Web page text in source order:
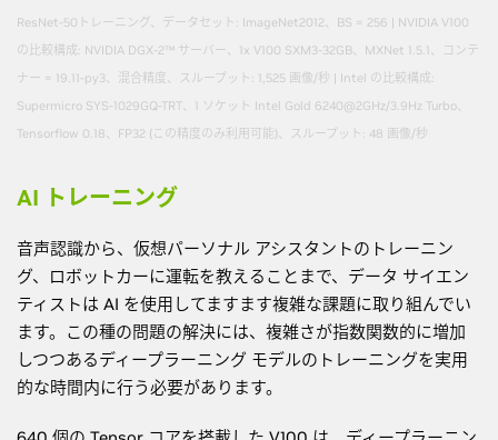
ResNet-50トレーニング、データセット: ImageNet2012、BS = 256 | NVIDIA V100
の比較構成: NVIDIA DGX-2™ サーバー、1x V100 SXM3-32GB、MXNet 1.5.1、コンテ
ナー = 19.11-py3、混合精度、スループット: 1,525 画像/秒 | Intel の比較構成:
Supermicro SYS-1029GQ-TRT、1 ソケット Intel Gold 6240@2GHz/3.9Hz Turbo、
Tensorflow 0.18、FP32 (この精度のみ利用可能)、スループット: 48 画像/秒
AI トレーニング
音声認識から、仮想パーソナル アシスタントのトレーニン
グ、ロボットカーに運転を教えることまで、データ サイエン
ティストは AI を使用してますます複雑な課題に取り組んでい
ます。この種の問題の解決には、複雑さが指数関数的に増加
しつつあるディープラーニング モデルのトレーニングを実用
的な時間内に行う必要があります。